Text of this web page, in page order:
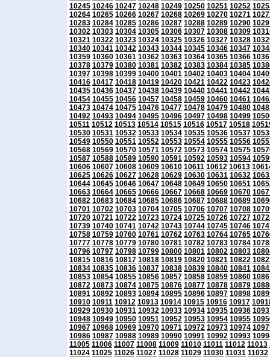
10245 10246 10247 10248 10249 10250 10251 10252
10264 10265 10266 10267 10268 10269 10270 10271
10283 10284 10285 10286 10287 10288 10289 10290
10302 10303 10304 10305 10306 10307 10308 10309
10321 10322 10323 10324 10325 10326 10327 10328
10340 10341 10342 10343 10344 10345 10346 10347
10359 10360 10361 10362 10363 10364 10365 10366
10378 10379 10380 10381 10382 10383 10384 10385
10397 10398 10399 10400 10401 10402 10403 10404
10416 10417 10418 10419 10420 10421 10422 10423
10435 10436 10437 10438 10439 10440 10441 10442
10454 10455 10456 10457 10458 10459 10460 10461
10473 10474 10475 10476 10477 10478 10479 10480
10492 10493 10494 10495 10496 10497 10498 10499
10511 10512 10513 10514 10515 10516 10517 10518
10530 10531 10532 10533 10534 10535 10536 10537
10549 10550 10551 10552 10553 10554 10555 10556
10568 10569 10570 10571 10572 10573 10574 10575
10587 10588 10589 10590 10591 10592 10593 10594
10606 10607 10608 10609 10610 10611 10612 10613
10625 10626 10627 10628 10629 10630 10631 10632
10644 10645 10646 10647 10648 10649 10650 10651
10663 10664 10665 10666 10667 10668 10669 10670
10682 10683 10684 10685 10686 10687 10688 10689
10701 10702 10703 10704 10705 10706 10707 10708
10720 10721 10722 10723 10724 10725 10726 10727
10739 10740 10741 10742 10743 10744 10745 10746
10758 10759 10760 10761 10762 10763 10764 10765
10777 10778 10779 10780 10781 10782 10783 10784
10796 10797 10798 10799 10800 10801 10802 10803
10815 10816 10817 10818 10819 10820 10821 10822
10834 10835 10836 10837 10838 10839 10840 10841
10853 10854 10855 10856 10857 10858 10859 10860
10872 10873 10874 10875 10876 10877 10878 10879
10891 10892 10893 10894 10895 10896 10897 10898
10910 10911 10912 10913 10914 10915 10916 10917
10929 10930 10931 10932 10933 10934 10935 10936
10948 10949 10950 10951 10952 10953 10954 10955
10967 10968 10969 10970 10971 10972 10973 10974
10986 10987 10988 10989 10990 10991 10992 10993
11005 11006 11007 11008 11009 11010 11011 11012 11013
11024 11025 11026 11027 11028 11029 11030 11031 11032